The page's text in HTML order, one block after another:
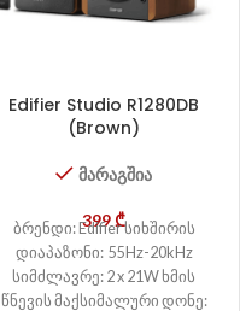
Edifier Studio R1280DB
(Brown)
მარაგშია
399₾
ბრენდი: Edifier სიხშირის
დიაპაზონი: 55Hz-20kHz
სიმძლავრე: 2 x 21W ხმის
წნევის მაქსიმალური დონე: